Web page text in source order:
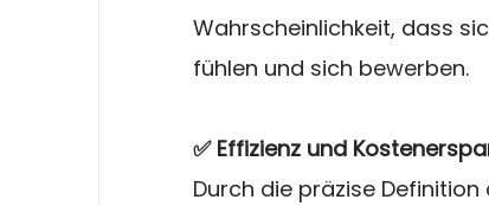
Wahrscheinlichkeit, dass
fühlen und sich bewerben.
✅ Effizienz und
Durch die präzise